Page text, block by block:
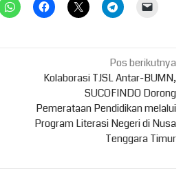
Pos berikutnya
Kolaborasi TJSL Antar-BUMN,
SUCOFINDO Dorong
Pemerataan Pendidikan melalui
Program Literasi Negeri di Nusa
Tenggara Timur